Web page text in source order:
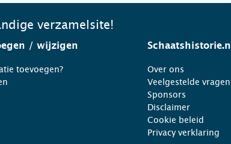
verzamelsite!
/ wijzigen
toevoegen?
Schaatshistorie.nl
Over ons
Veelgestelde vragen
Sponsors
Disclaimer
Cookie beleid
Privacy verklaring